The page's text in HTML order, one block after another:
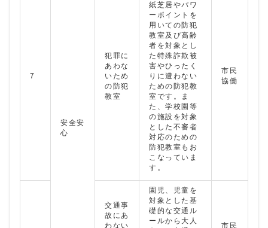
7
安全安
心
犯罪に
あわな
いため
の防犯
教室
紙芝居やパワ
ーポイントを
用いての防犯
教室及び高齢
者を対象とし
た特殊詐欺被
害やひったく
りに遭わない
ための防犯教
室です。ま
た、学校園等
の施設を対象
とした不審者
対応のための
防犯教室もお
こなっていま
す。
市民
協働
交通事
故にあ
わない
園児、児童を
対象とした基
礎的な交通ル
ールから大人
市民